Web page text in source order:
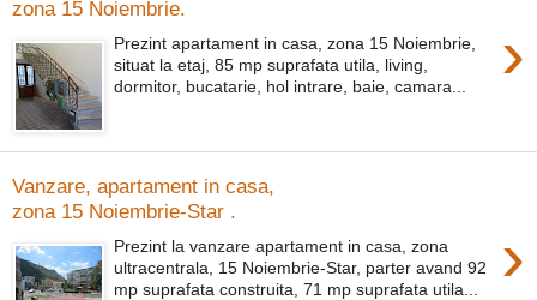
zona 15 Noiembrie.
›
Prezint apartament in casa, zona 15 Noiembrie,
situat la etaj, 85 mp suprafata utila, living,
dormitor, bucatarie, hol intrare, baie, camara...
Vanzare, apartament in casa,
zona 15 Noiembrie-Star .
›
Prezint la vanzare apartament in casa, zona
ultracentrala, 15 Noiembrie-Star, parter avand 92
mp suprafata construita, 71 mp suprafata utila...